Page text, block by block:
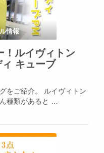
情報
！ルイヴィトン
キューブ
をご紹介。 ルイヴィトン
種類があると …